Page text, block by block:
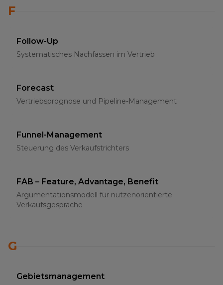
F
Follow-Up
Systematisches Nachfassen im Vertrieb
Forecast
Vertriebsprognose und Pipeline-Management
Funnel-Management
Steuerung des Verkaufstrichters
FAB – Feature, Advantage, Benefit
Argumentationsmodell für nutzenorientierte
Verkaufsgespräche
G
Gebietsmanagement